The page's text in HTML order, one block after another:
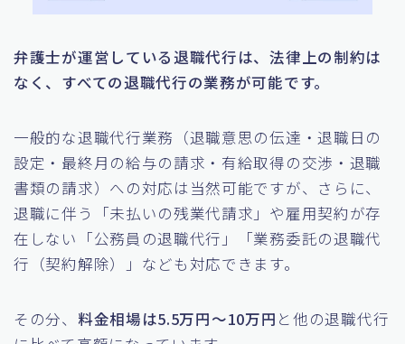
弁護士が運営している退職代行は、法律上の制約は
なく、すべての退職代行の業務が可能です。
一般的な退職代行業務（退職意思の伝達・退職日の
設定・最終月の給与の請求・有給取得の交渉・退職
書類の請求）への対応は当然可能ですが、さらに、
退職に伴う「未払いの残業代請求」や雇用契約が存
在しない「公務員の退職代行」「業務委託の退職代
行（契約解除）」なども対応できます。
その分、 料金相場は5.5万円〜10万円 と他の退職代行